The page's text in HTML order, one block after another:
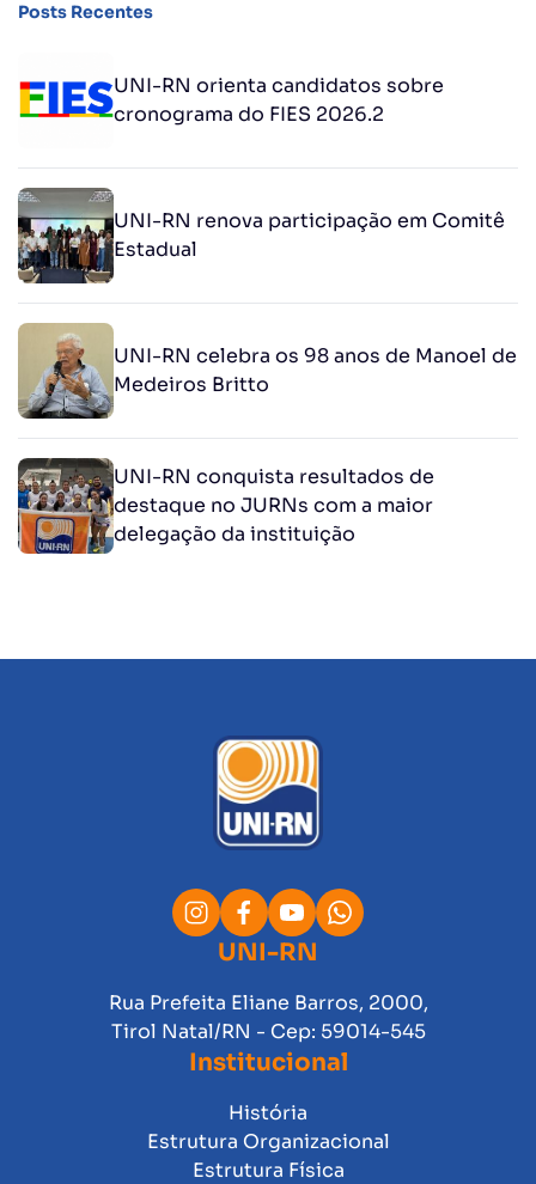
Posts Recentes
UNI-RN orienta candidatos sobre
cronograma do FIES 2026.2
UNI-RN renova participação em Comitê
Estadual
UNI-RN celebra os 98 anos de Manoel de
Medeiros Britto
UNI-RN conquista resultados de
destaque no JURNs com a maior
delegação da instituição
UNI-RN
Rua Prefeita Eliane Barros, 2000,
Tirol Natal/RN - Cep: 59014-545
Institucional
História
Estrutura Organizacional
Estrutura Física